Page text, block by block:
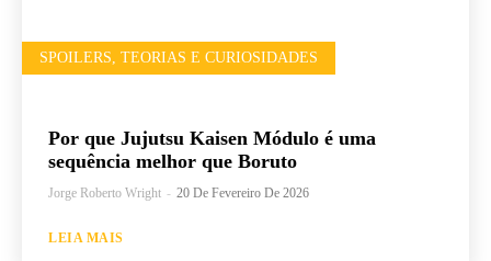
SPOILERS, TEORIAS E CURIOSIDADES
Por que Jujutsu Kaisen Módulo é uma
sequência melhor que Boruto
Jorge Roberto Wright - 20 De Fevereiro De 2026
LEIA MAIS